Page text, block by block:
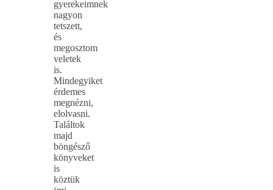
gyerekeimnek
nagyon
tetszett,
és
megosztom
veletek
is.
Mindegyiket
érdemes
megnézni,
elolvasni.
Találtok
majd
böngésző
könyveket
is
köztük